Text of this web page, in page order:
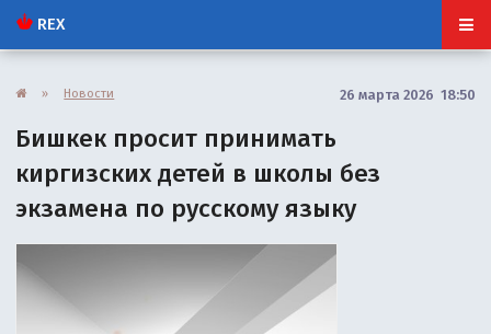
REX
» Новости 26 марта 2026 18:50
Бишкек просит принимать
киргизских детей в школы без
экзамена по русскому языку